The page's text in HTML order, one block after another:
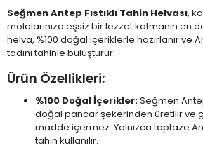
Seğmen Antep Fıstıklı Tahin Helvası,
molalarınıza eşsiz bir lezzet katmanın en
helva, %100 doğal içeriklerle hazırlanır ve
tadını tahinle buluşturur.
Ürün Özellikleri:
%100 Doğal İçerikler:Seğmen
doğal pancar şekerinden üretilir ve
madde içermez. Yalnızca taptaze
tahin kullanılır.